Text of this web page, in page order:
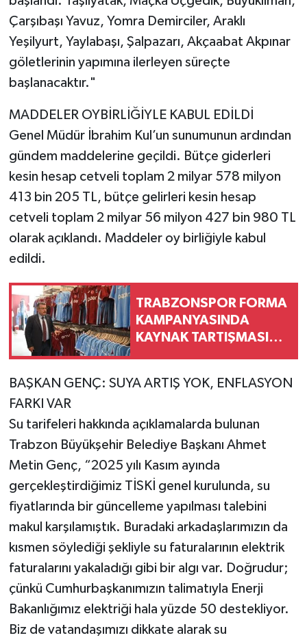
Çarşıbaşı Yavuz, Yomra Demirciler, Araklı
Yeşilyurt, Yaylabaşı, Şalpazarı, Akçaabat Akpınar
göletlerinin yapımına ilerleyen süreçte
başlanacaktır."
MADDELER OYBİRLİĞİYLE KABUL EDİLDİ
Genel Müdür İbrahim Kul’un sunumunun ardından
gündem maddelerine geçildi. Bütçe giderleri
kesin hesap cetveli toplam 2 milyar 578 milyon
413 bin 205 TL, bütçe gelirleri kesin hesap
cetveli toplam 2 milyar 56 milyon 427 bin 980 TL
olarak açıklandı. Maddeler oy birliğiyle kabul
edildi.
TRABZONSPOR FORMA
KAMPANYASINDA
KAYNAK TARTIŞMASINA
BAŞKAN GENÇ: SUYA ARTIŞ YOK, ENFLASYON
FARKI VAR
Su tarifeleri hakkında açıklamalarda bulunan
Trabzon Büyükşehir Belediye Başkanı Ahmet
Metin Genç, “2025 yılı Kasım ayında
gerçekleştirdiğimiz TİSKİ genel kurulunda, su
fiyatlarında bir güncelleme yapılması talebini
makul karşılamıştık. Buradaki arkadaşlarımızın da
kısmen söylediği şekliyle su faturalarının elektrik
faturalarını yakaladığı gibi bir algı var. Doğrudur;
çünkü Cumhurbaşkanımızın talimatıyla Enerji
Bakanlığımız elektriği hala yüzde 50 destekliyor.
Biz de vatandaşımızı dikkate alarak su